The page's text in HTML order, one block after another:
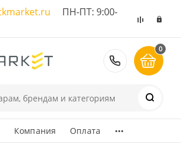
ПН-ПТ: 9:00-
8 (495)
0
Компания Оплата ...